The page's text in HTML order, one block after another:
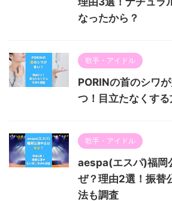
なったから？
歌手・アイドル
PORINの首のシワ
つ！目立たなくす
歌手・アイドル
aespa(エスパ)福岡
ぜ？理由2選！振替
法も調査